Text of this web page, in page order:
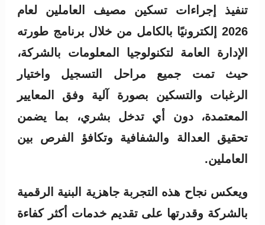
تنفيذ إجراءات تسكين مصيف العاملين لعام
2026 إلكترونيًا بالكامل من خلال برنامج طورته
الإدارة العامة لتكنولوجيا المعلومات بالشركة،
حيث تمت جميع مراحل التسجيل واختيار
الرغبات والتسكين بصورة آلية وفق المعايير
المعتمدة، دون أي تدخل بشري، بما يضمن
تحقيق العدالة والشفافية وتكافؤ الفرص بين
العاملين.
ويعكس نجاح هذه التجربة جاهزية البنية الرقمية
بالشركة وقدرتها على تقديم خدمات أكثر كفاءة